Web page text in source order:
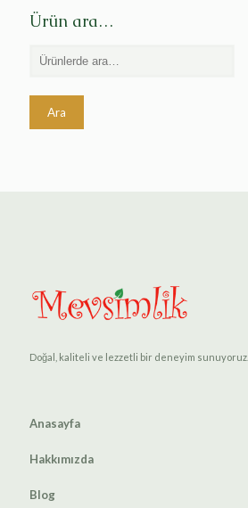
Ürün ara…
Ara
Doğal, kaliteli ve lezzetli bir deneyim sunuyoruz.
Anasayfa
Hakkımızda
Blog